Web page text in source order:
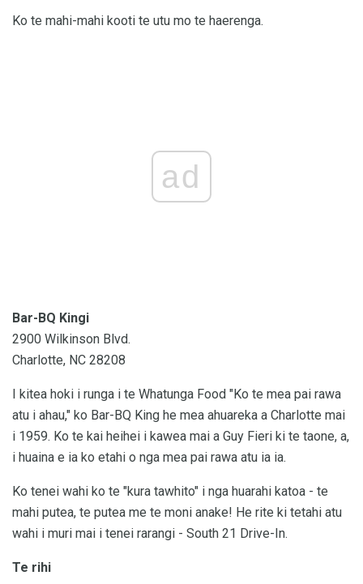
Ko te mahi-mahi kooti te utu mo te haerenga.
ad
Bar-BQ Kingi
2900 Wilkinson Blvd.
Charlotte, NC 28208
I kitea hoki i runga i te Whatunga Food "Ko te mea pai rawa
atu i ahau," ko Bar-BQ King he mea ahuareka a Charlotte mai
i 1959. Ko te kai heihei i kawea mai a Guy Fieri ki te taone, a,
i huaina e ia ko etahi o nga mea pai rawa atu ia ia.
Ko tenei wahi ko te "kura tawhito" i nga huarahi katoa - te
mahi putea, te putea me te moni anake! He rite ki tetahi atu
wahi i muri mai i tenei rarangi - South 21 Drive-In.
Te rihi